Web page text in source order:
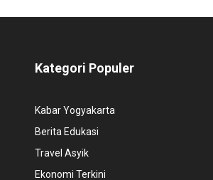
Kategori Populer
Kabar Yogyakarta
Berita Edukasi
Travel Asyik
Ekonomi Terkini